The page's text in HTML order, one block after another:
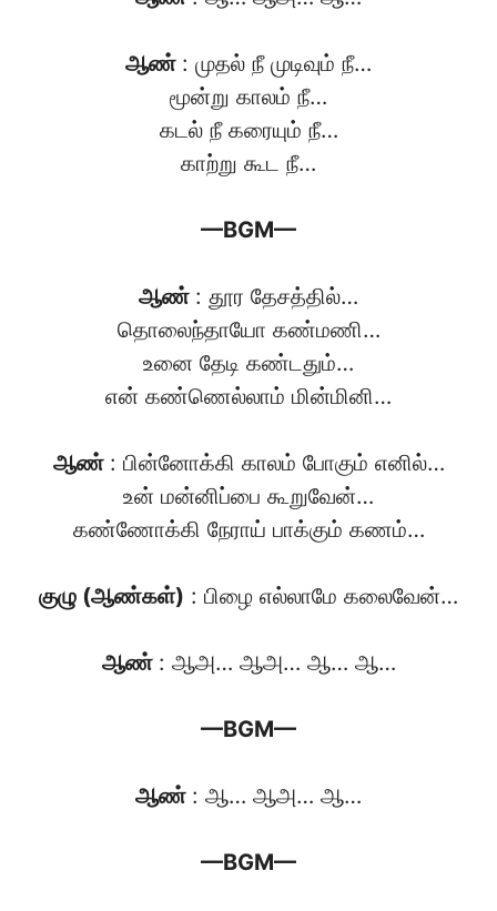
ஆண் : முதல் நீ முடிவும் நீ…
மூன்று காலம் நீ…
கடல் நீ கரையும் நீ…
காற்று கூட நீ…
—BGM—
ஆண் : தூர தேசத்தில்…
தொலைந்தாயோ கண்மணி…
உனை தேடி கண்டதும்…
என் கண்ணெல்லாம் மின்மினி…
ஆண் : பின்னோக்கி காலம் போகும் எனில்…
உன் மன்னிப்பை கூறுவேன்…
கண்ணோக்கி நேராய் பாக்கும் கணம்…
குழு (ஆண்கள்) : பிழை எல்லாமே கலைவேன்…
ஆண் : ஆஅ… ஆஅ… ஆ… ஆ…
—BGM—
ஆண் : ஆ… ஆஅ… ஆ…
—BGM—